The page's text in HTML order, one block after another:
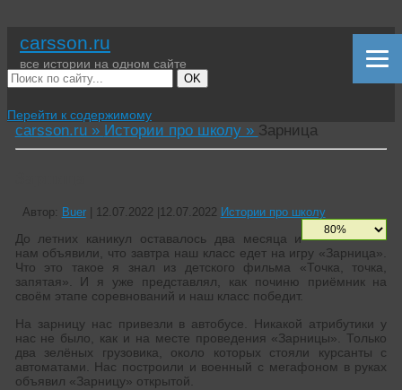
carsson.ru
все истории на одном сайте
OK
Перейти к содержимому
carsson.ru » Истории про школу » Зарница
Автор: Buer | 12.07.2022 | 12.07.2022 Истории про школу
До летних каникул оставалось два месяца и
нам объявили, что завтра наш класс едет на игру «Зарница».
Что это такое я знал из детского фильма «Точка, точка,
запятая». И я уже представлял, как починю приёмник на
своём этапе соревнований и наш класс победит.
На зарницу нас привезли в автобусе. Никакой атрибутики у
нас не было, как и на месте проведения «Зарницы». Только
два зелёных грузовика, около которых стояли курсанты с
автоматами. Нас построили и военный с мегафоном в руках
объявил «Зарницу» открытой.